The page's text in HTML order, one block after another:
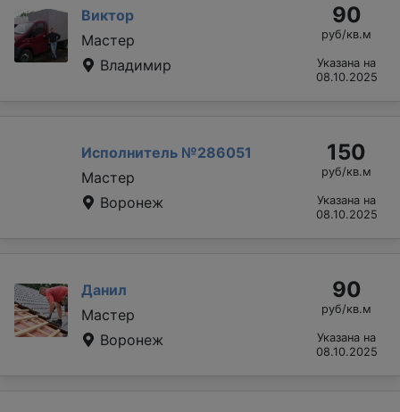
Виктор
Мастер
Владимир
90
руб/кв.м
Указана на
08.10.2025
Исполнитель №286051
Мастер
Воронеж
150
руб/кв.м
Указана на
08.10.2025
Данил
Мастер
Воронеж
90
руб/кв.м
Указана на
08.10.2025